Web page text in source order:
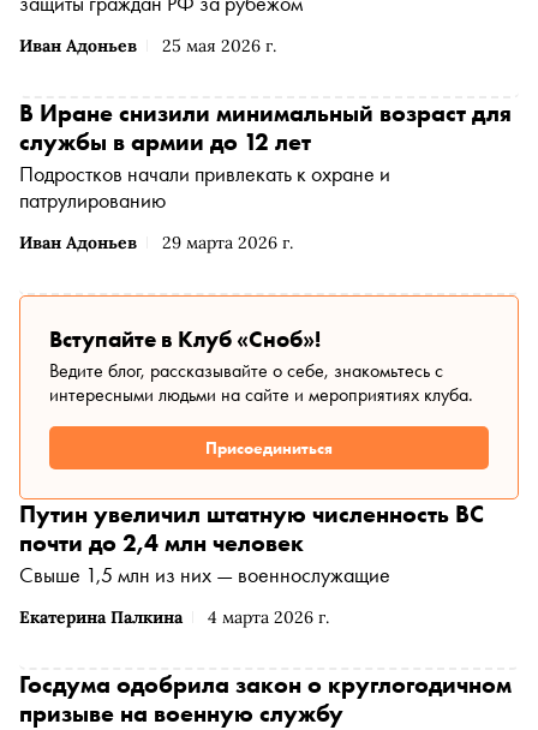
Иван Адоньев 25 мая 2026 г.
Иван Адоньев 29 марта 2026 г.
В Иране снизили минимальный возраст для
службы в армии до 12 лет
Подростков начали привлекать к охране и
патрулированию
Вступайте в Клуб «Сноб»!
Ведите блог, рассказывайте о себе, знакомьтесь с
интересными людьми на сайте и мероприятиях клуба.
Присоединиться
Екатерина Палкина 4 марта 2026 г.
Путин увеличил штатную численность ВС
почти до 2,4 млн человек
Свыше 1,5 млн из них — военнослужащие
Госдума одобрила закон о круглогодичном
призыве на военную службу